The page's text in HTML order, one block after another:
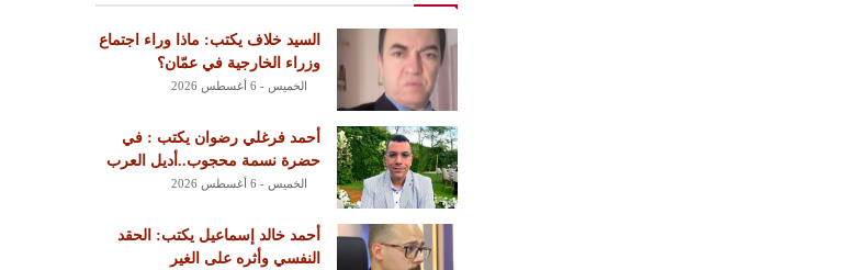
السيد خلاف يكتب: ماذا وراء اجتماع
وزراء الخارجية في عمّان؟
الخميس - 6 أغسطس 2026
أحمد فرغلي رضوان يكتب : في
حضرة نسمة محجوب..أديل العرب
الخميس - 6 أغسطس 2026
أحمد خالد إسماعيل يكتب: الحقد
النفسي وأثره على الغير